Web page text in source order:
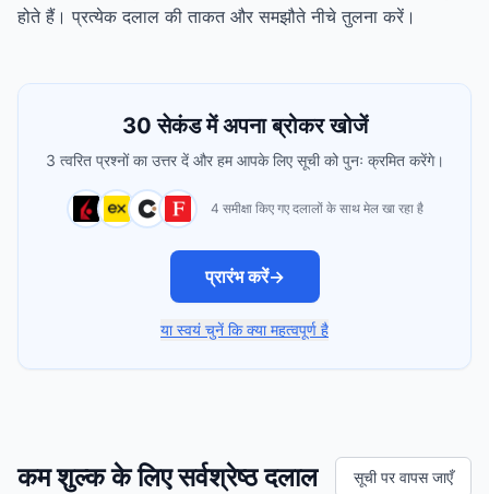
होते हैं। प्रत्येक दलाल की ताकत और समझौते नीचे तुलना करें।
30 सेकंड में अपना ब्रोकर खोजें
3 त्वरित प्रश्नों का उत्तर दें और हम आपके लिए सूची को पुनः क्रमित करेंगे।
4 समीक्षा किए गए दलालों के साथ मेल खा रहा है
प्रारंभ करें→
या स्वयं चुनें कि क्या महत्वपूर्ण है
कम शुल्क के लिए सर्वश्रेष्ठ दलाल सूची पर वापस जाएँ